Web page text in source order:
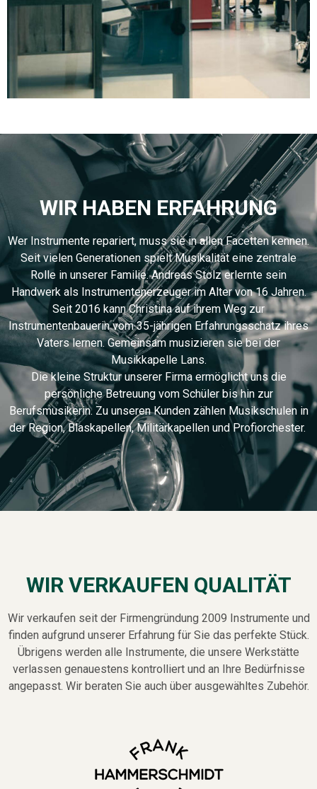
WIR HABEN ERFAHRUNG
Wer Instrumente repariert, muss sie in allen Facetten kennen.
Seit vielen Generationen spielt Musikalität eine zentrale
Rolle in unserer Familie. Andreas Stolz erlernte sein
Handwerk als Instrumentenerzeuger im Alter von 16 Jahren.
Seit 2016 kann Christina auf ihrem Weg zur
Instrumentenbauerin vom 35-jährigen Erfahrungsschatz ihres
Vaters lernen. Gemeinsam musizieren sie bei der
Musikkapelle Lans.
Die kleine Struktur unserer Firma ermöglicht uns die
persönliche Betreuung vom Schüler bis hin zur
Berufsmusikerin. Zu unseren Kunden zählen Musikschulen in
der Region, Blaskapellen, Militärkapellen und Profiorchester.
WIR VERKAUFEN QUALITÄT
Wir verkaufen seit der Firmengründung 2009 Instrumente und
finden aufgrund unserer Erfahrung für Sie das perfekte Stück.
Übrigens werden alle Instrumente, die unsere Werkstätte
verlassen genauestens kontrolliert und an Ihre Bedürfnisse
angepasst. Wir beraten Sie auch über ausgewähltes Zubehör.